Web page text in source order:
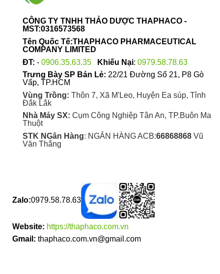
được
chọn
trên
trang
sản
CÔNG TY TNHH THẢO DƯỢC THAPHACO -
MST:0316573568
Tên Quốc Tế:THAPHACO PHARMACEUTICAL
COMPANY LIMITED
ĐT: - 0906.35.63.35 Khiếu Nại: 0979.58.78.63
Trưng Bày SP Bán Lẻ: 22/21 Đường Số 21, P8 Gò
Vấp, TP.HCM
Vùng Trồng: Thôn 7, Xã M'Leo, Huyện Ea súp, Tỉnh
Đắk Lắk
Nhà Máy SX: Cụm Công Nghiệp Tân An, TP.Buôn Ma
Thuột
STK NGân Hàng: NGÂN HÀNG ACB:66868868Vũ
Văn Thắng
Zalo:0979.58.78.63
Website: https://thaphaco.com.vn
Gmail: thaphaco.com.vn@gmail.com